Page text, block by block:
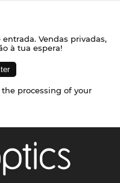
Vendas privadas,
à tua espera!
processing of your